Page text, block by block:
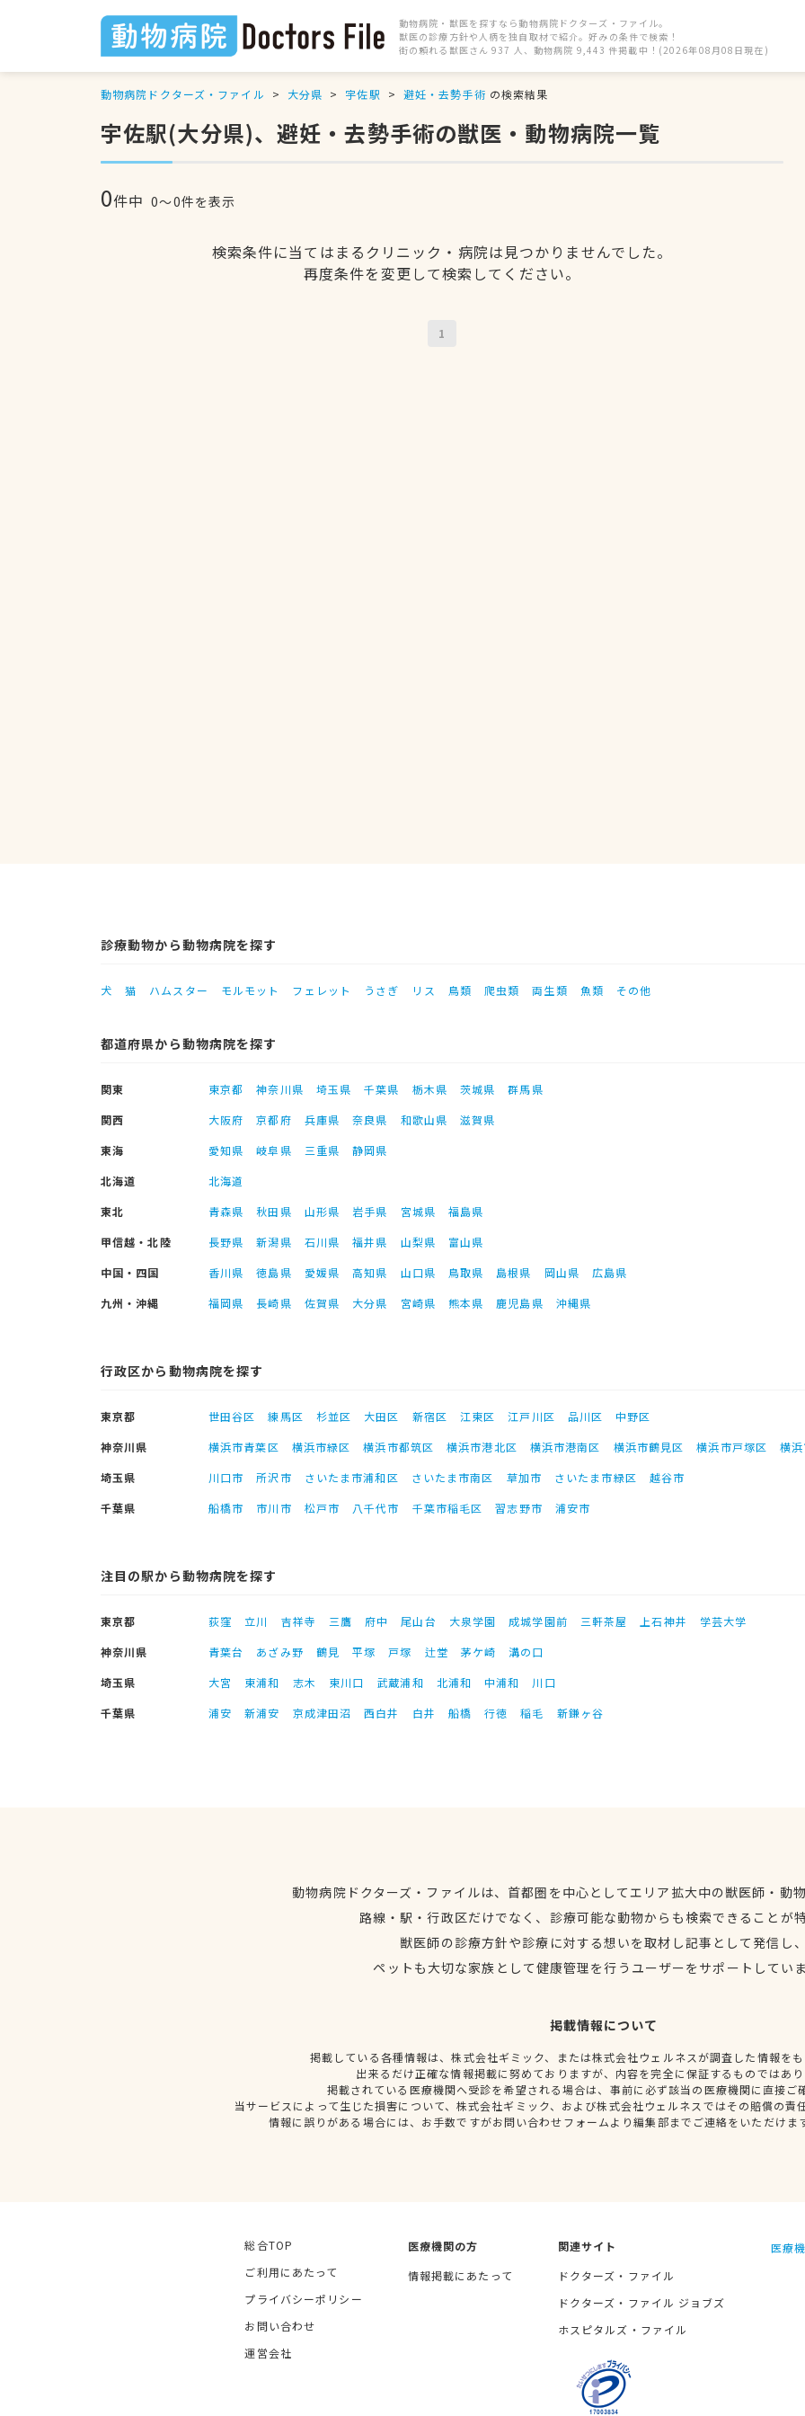
動物病院・獣医を探すなら動物病院ドクターズ・ファイル。
獣医の診療方針や人柄を独自取材で紹介。好みの条件で検索！
街の頼れる獣医さん 937 人、動物病院 9,443 件掲載中！(2026年08月08日現在)
動物病院ドクターズ・ファイル 大分県 宇佐駅 避妊・去勢手術 の検索結果
宇佐駅(大分県)、避妊・去勢手術の獣医・動物病院一覧
0件中 0〜0件を表示
検索条件に当てはまるクリニック・病院は見つかりませんでした。
再度条件を変更して検索してください。
1
診療動物から動物病院を探す
犬 猫 ハムスター モルモット フェレット うさぎ リス 鳥類 爬虫類 両生類 魚類 その他
都道府県から動物病院を探す
関東 東京都 神奈川県 埼玉県 千葉県 栃木県 茨城県
群馬県
関西
大阪府 京都府 兵庫県 奈良県 和歌山県
滋賀県
東海
愛知県 岐阜県 三重県
静岡県
北海道
北海道
東北
青森県 秋田県 山形県 岩手県 宮城県
福島県
甲信越・北陸
長野県 新潟県 石川県 福井県 山梨県
富山県
中国・四国
香川県 徳島県 愛媛県 高知県 山口県 鳥取県 島根県 岡山県
広島県
九州・沖縄
福岡県 長崎県 佐賀県 大分県 宮崎県 熊本県 鹿児島県 沖縄県
行政区から動物病院を探す
東京都 世田谷区 練馬区 杉並区 大田区 新宿区 江東区 江戸川区 品川区
中野区
神奈川県
横浜市青葉区 横浜市緑区 横浜市都筑区 横浜市港北区 横浜市港南区 横浜市鶴見区 横浜市戸塚区
横
埼玉県
川口市 所沢市 さいたま市浦和区 さいたま市南区 草加市 さいたま市緑区
越谷市
千葉県
船橋市 市川市 松戸市 八千代市 千葉市稲毛区 習志野市 浦安市
注目の駅から動物病院を探す
東京都 荻窪 立川 吉祥寺 三鷹 府中 尾山台 大泉学園 成城学園前 三軒茶屋 上石神井
学芸大学
神奈川県
青葉台 あざみ野 鶴見 平塚 戸塚 辻堂 茅ケ崎
溝の口
埼玉県
大宮 東浦和 志木 東川口 武蔵浦和 北浦和 中浦和
川口
千葉県
浦安 新浦安 京成津田沼 西白井 白井 船橋 行徳 稲毛 新鎌ヶ谷
動物病院ドクターズ・ファイルは、首都圏を中心としてエリア拡大中の獣医師・動
路線・駅・行政区だけでなく、診療可能な動物からも検索できることが
獣医師の診療方針や診療に対する想いを取材し記事として発信し
ペットも大切な家族として健康管理を行うユーザーをサポートしてい
掲載情報について
掲載している各種情報は、株式会社ギミック、または株式会社ウェルネスが調査した情報を
出来るだけ正確な情報掲載に努めておりますが、内容を完全に保証するものではあ
掲載されている医療機関へ受診を希望される場合は、事前に必ず該当の医療機関に直接ご
当サービスによって生じた損害について、株式会社ギミック、および株式会社ウェルネスではその賠償の責
情報に誤りがある場合には、お手数ですがお問い合わせフォームより編集部までご連絡をいただけま
総合TOP
ご利用にあたって
プライバシーポリシー
お問い合わせ
運営会社
医療機関の方
情報掲載にあたって
関連サイト
ドクターズ・ファイル
ドクターズ・ファイル ジョブズ
ホスピタルズ・ファイル
医療